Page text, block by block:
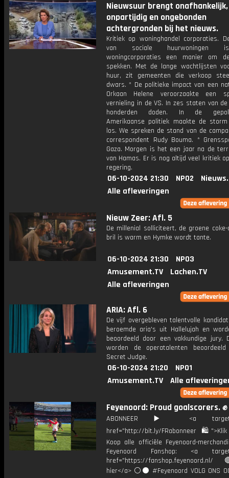
Nieuwsuur brengt onafhankelijk,
onpartijdig en ongebonden
achtergronden bij het nieuws.
Kritiek op woninghandel corporaties.
van sociale huurwoningen
woningcorporaties een manier om
spekken. Met de lange wachtlijsten
huur, zit gemeenten die verkoop
dwars. * De politieke impact van een
Orkaan Helene veroorzaakte een
vernieling in de VS. In zes staten van de
honderden doden. In de
Amerikaanse politiek maakte de
los. We spreken de stand van de
correspondent Rudy Bouma. *
Gaza. Morgen is het een jaar na de
van Hamas. Er is nog altijd veel kritiek
regering.
06-10-2024 21:30 NPO2
Alle afleveringen
Nieuw Zeer: Afl. 5
De millenial solliciteert, de groene coke-
bril is warm en Hymke wordt tante.
06-10-2024 21:30
NPO3
Amusement.TV
Lachen.TV
Alle afleveringen
ARIA: Afl. 6
De vijf overgebleven talentvolle
beroemde aria's uit Hallelujah en
beoordeeld door een vakkundige jury.
worden de operatalenten
Secret Judge.
06-10-2024 21:20
NPO1
Amusement.TV
Alle
Feyenoord: Proud goalscorers. ✊
ABONNEER ▶️ <a
href="http://bit.ly/FRabonneer
Koop alle officiële Feyenoord-
Feyenoord Fanshop: <a
href="https://
hier</a> ⚪️⚫ #Feyenoord VOLG ONS